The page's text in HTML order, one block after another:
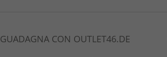
GUADAGNA CON OUTLET46.DE